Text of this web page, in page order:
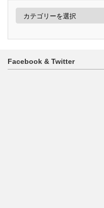
Facebook & Twitter